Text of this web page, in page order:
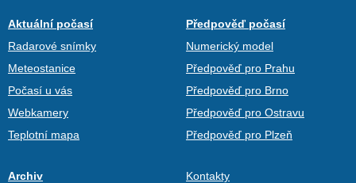
Aktuální počasí
Radarové snímky
Meteostanice
Počasí u vás
Webkamery
Teplotní mapa
Předpověď počasí
Numerický model
Předpověď pro Prahu
Předpověď pro Brno
Předpověď pro Ostravu
Předpověď pro Plzeň
Archiv Kontakty